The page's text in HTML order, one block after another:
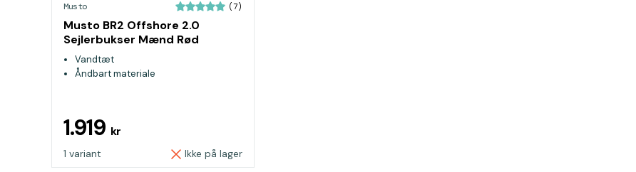
Musto (7)
Musto BR2 Offshore 2.0
Sejlerbukser Mænd Rød
Vandtæt
Åndbart materiale
1.919 kr
1 variant Ikke på lager